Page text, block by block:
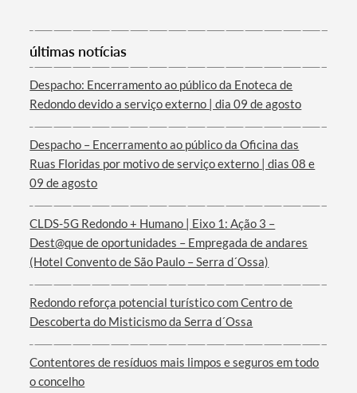
Termo de Pesquisa
Categorias gerais
últimas notícias
Despacho: Encerramento ao público da Enoteca de
Redondo devido a serviço externo | dia 09 de agosto
Despacho – Encerramento ao público da Oficina das
Ruas Floridas por motivo de serviço externo | dias 08 e
09 de agosto
CLDS-5G Redondo + Humano | Eixo 1: Ação 3 –
Dest@que de oportunidades – Empregada de andares
(Hotel Convento de São Paulo – Serra d´Ossa)
Redondo reforça potencial turístico com Centro de
Descoberta do Misticismo da Serra d´Ossa
Contentores de resíduos mais limpos e seguros em todo
o concelho